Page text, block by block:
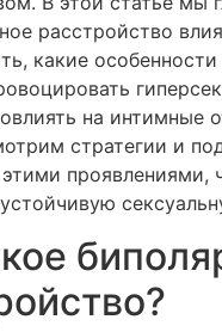
расстройство
какие
на интимные
стратегии и
проявлениями,